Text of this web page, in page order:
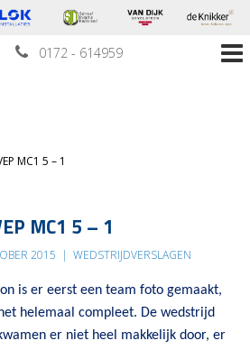
0172 - 614959
MC1 5 – 1
MC1 5 – 1
2015 | WEDSTRIJDVERSLAGEN
is er eerst een team foto gemaakt,
helemaal compleet. De wedstrijd
er niet heel makkelijk door, er